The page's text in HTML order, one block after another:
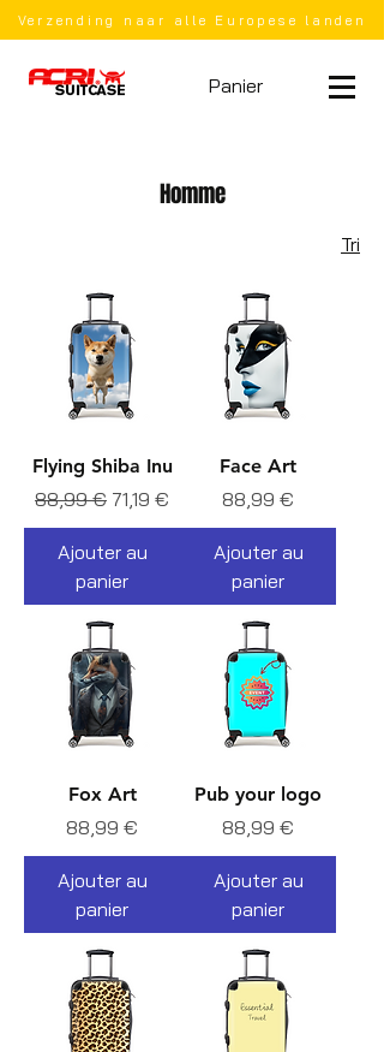
Verzending naar alle Europese landen
Panier
Homme
Tri
Flying Shiba Inu
Prix original
88,99 € Prix promotionnel
71,19 €
Ajouter au
panier
Face Art
Prix
88,99 €
Ajouter au
panier
Fox Art
Prix
88,99 €
Ajouter au
panier
Pub your logo
Prix
88,99 €
Ajouter au
panier